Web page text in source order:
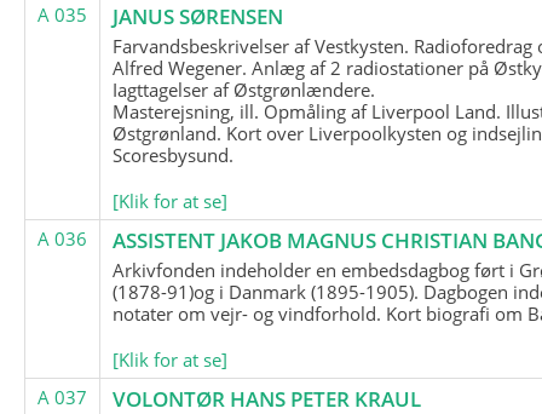
A 035
JANUS SØRENSEN
Farvandsbeskrivelser af Vestkysten. Radioforedrag
Alfred Wegener. Anlæg af 2 radiostationer på
Iagttagelser af Østgrønlændere.
Masterejsning, ill. Opmåling af Liverpool Land.
Østgrønland. Kort over Liverpoolkysten og
Scoresbysund.
[Klik for at se]
A 036
ASSISTENT JAKOB MAGNUS CHRISTIAN
Arkivfonden indeholder en embedsdagbog ført i
(1878-91)og i Danmark (1895-1905). Dagbogen
notater om vejr- og vindforhold. Kort biografi om
[Klik for at se]
A 037
VOLONTØR HANS PETER KRAUL